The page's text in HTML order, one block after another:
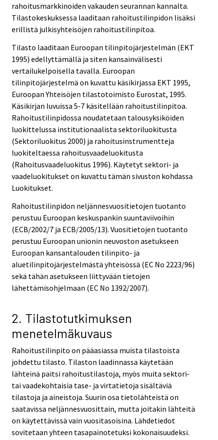
rahoitusmarkkinoiden vakauden seurannan kannalta.
Tilastokeskuksessa laaditaan rahoitustilinpidon lisäksi
erillistä julkisyhteisöjen rahoitustilinpitoa.
Tilasto laaditaan Euroopan tilinpitojärjestelmän (EKT
1995) edellyttämällä ja siten kansainvälisesti
vertailukelpoisella tavalla. Euroopan
tilinpitojärjestelmä on kuvattu käsikirjassa EKT 1995,
Euroopan Yhteisöjen tilastotoimisto Eurostat, 1995.
Käsikirjan luvuissa 5-7 käsitellään rahoitustilinpitoa.
Rahoitustilinpidossa noudatetaan talousyksiköiden
luokittelussa institutionaalista sektoriluokitusta
(Sektoriluokitus 2000) ja rahoitusinstrumentteja
luokiteltaessa rahoitusvaadeluokitusta
(Rahoitusvaadeluokitus 1996). Käytetyt sektori- ja
vaadeluokitukset on kuvattu tämän sivuston kohdassa
Luokitukset.
Rahoitustilinpidon neljännesvuositietojen tuotanto
perustuu Euroopan keskuspankin suuntaviivoihin
(ECB/2002/7 ja ECB/2005/13). Vuositietojen tuotanto
perustuu Euroopan unionin neuvoston asetukseen
Euroopan kansantalouden tilinpito- ja
aluetilinpitojärjestelmästä yhteisössä (EC No 2223/96)
sekä tähän asetukseen liittyvään tietojen
lähettämisohjelmaan (EC No 1392/2007).
2. Tilastotutkimuksen
menetelmäkuvaus
Rahoitustilinpito on pääasiassa muista tilastoista
johdettu tilasto. Tilaston laadinnassa käytetään
lähteinä paitsi rahoitustilastoja, myös muita sektori-
tai vaadekohtaisia tase- ja virtatietoja sisältäviä
tilastoja ja aineistoja. Suurin osa tietolähteistä on
saatavissa neljännesvuosittain, mutta joitakin lähteitä
on käytettävissä vain vuositasoisina. Lähdetiedot
sovitetaan yhteen tasapainotetuksi kokonaisuudeksi.